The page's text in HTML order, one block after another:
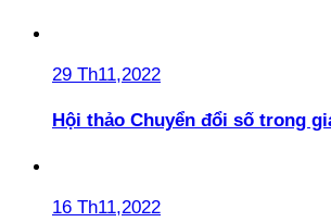
29 Th11,2022
Hội thảo Chuyển đổi số trong
16 Th11,2022